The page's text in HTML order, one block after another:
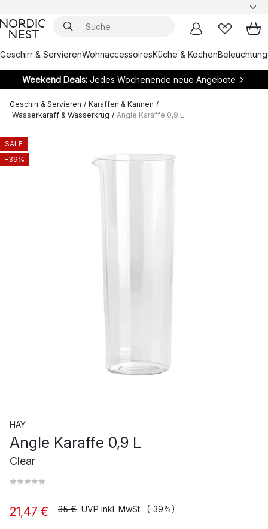
Geschirr & ServierenWohnaccessoiresKüche & KochenBeleuchtung
Weekend Deals:Jedes Wochenende neue Angebote
Geschirr & Servieren / Karaffen & Kannen /
Wasserkaraff & Wasserkrug / Angle Karaffe 0,9 L
SALE
-39%
HAY
Angle Karaffe 0,9 L
Clear
21,47 € 35 € UVP inkl. MwSt. (-39%)